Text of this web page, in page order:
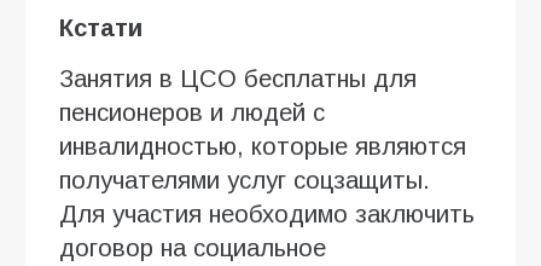
Кстати
Занятия в ЦСО бесплатны для
пенсионеров и людей с
инвалидностью, которые являются
получателями услуг соцзащиты.
Для участия необходимо заключить
договор на социальное